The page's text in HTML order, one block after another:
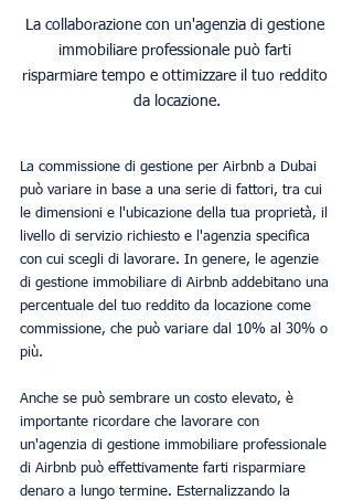
La collaborazione con un'agenzia di gestione
immobiliare professionale può farti
risparmiare tempo e ottimizzare il tuo reddito
La commissione di gestione per Airbnb a Dubai
può variare in base a una serie di fattori, tra cui
le dimensioni e l'ubicazione della tua proprietà, il
livello di servizio richiesto e l'agenzia specifica
con cui scegli di lavorare. In genere, le agenzie
di gestione immobiliare di Airbnb addebitano una
percentuale del tuo reddito da locazione come
commissione, che può variare dal 10% al 30% o
più.
Anche se può sembrare un costo elevato, è
importante ricordare che lavorare con
un'agenzia di gestione immobiliare professionale
di Airbnb può effettivamente farti risparmiare
denaro a lungo termine. Esternalizzando la